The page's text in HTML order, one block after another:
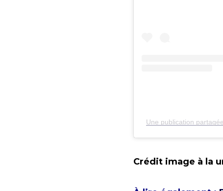
Une publication
Crédit image à la